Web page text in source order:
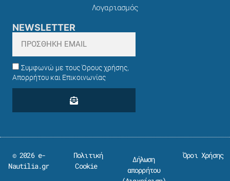
Λογαριασμός
NEWSLETTER
Συμφωνώ με τους Όρους χρήσης,
Απορρήτου και Επικοινωνίας
© 2026 e-
Nautilia.gr
Πολιτική
Cookie
Δήλωση
απορρήτου
Όροι Χρήσης